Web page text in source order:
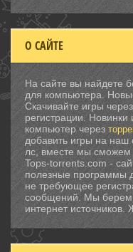
О САЙТЕ
На сайте вы найдете
для компьютера.
Скачивайте игры
регистрации. Новинки
компьютер через
добавить игры на наш
лс, вместе мы сможем
Tops-torrents.com -
полезные программы
не требующее
сообщений. Мы
интернет